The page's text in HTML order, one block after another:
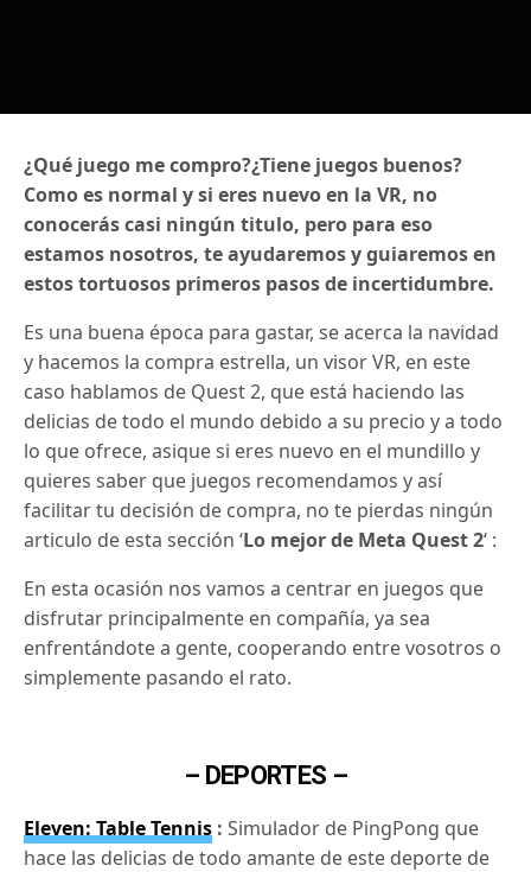
¿Qué juego me compro?¿Tiene juegos buenos?
Como es normal y si eres nuevo en la VR, no
conocerás casi ningún titulo, pero para eso
estamos nosotros, te ayudaremos y guiaremos en
estos tortuosos primeros pasos de incertidumbre.
Es una buena época para gastar, se acerca la navidad
y hacemos la compra estrella, un visor VR, en este
caso hablamos de Quest 2, que está haciendo las
delicias de todo el mundo debido a su precio y a todo
lo que ofrece, asique si eres nuevo en el mundillo y
quieres saber que juegos recomendamos y así
facilitar tu decisión de compra, no te pierdas ningún
articulo de esta sección ‘Lo mejor de Meta Quest 2‘ :
En esta ocasión nos vamos a centrar en juegos que
disfrutar principalmente en compañía, ya sea
enfrentándote a gente, cooperando entre vosotros o
simplemente pasando el rato.
– DEPORTES –
Eleven: Table Tennis :Simulador de PingPong que
hace las delicias de todo amante de este deporte de